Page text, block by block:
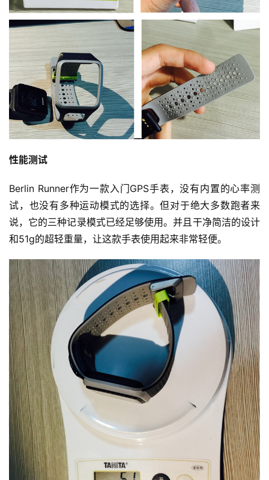
性能测试
Berlin Runner作为一款入门GPS手表，没有内置的心率测
试，也没有多种运动模式的选择。但对于绝大多数跑者来
说，它的三种记录模式已经足够使用。并且干净简洁的设计
和51g的超轻重量，让这款手表使用起来非常轻便。